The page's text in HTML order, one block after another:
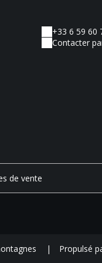
+33 6 59 60
Contacter
de vente
| Propulsé